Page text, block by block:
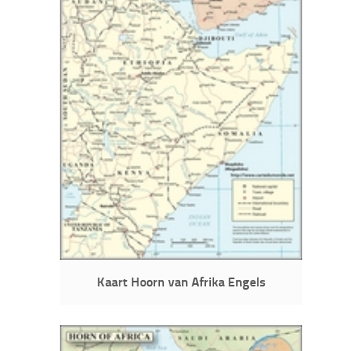
Kaart Hoorn van Afrika Engels